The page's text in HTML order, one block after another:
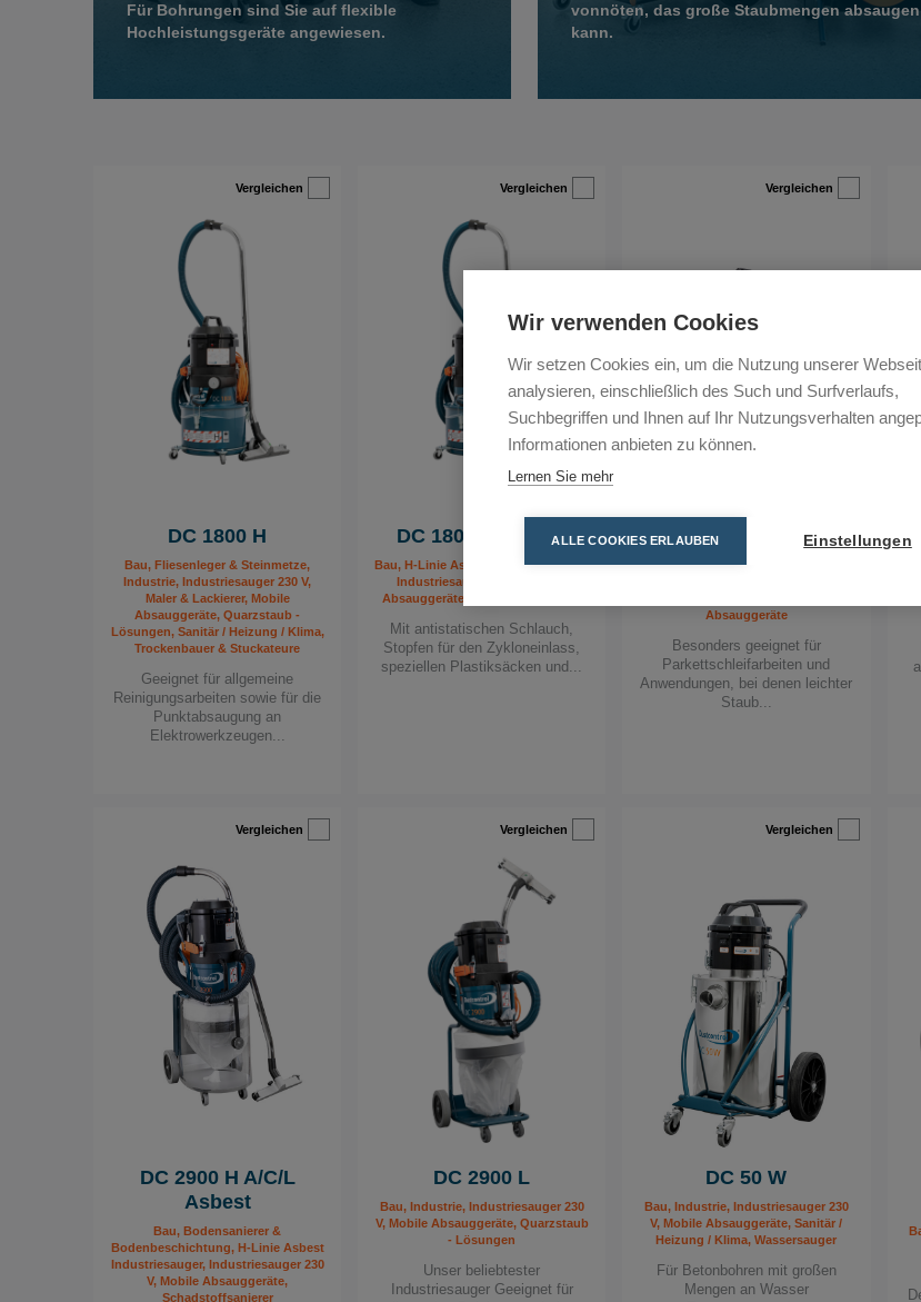
Für Bohrungen sind Sie auf flexible
Hochleistungsgeräte angewiesen.
vonnöten, das große Staubmengen absaugen
kann.
Vergleichen
DC 1800 H
Bau, Fliesenleger & Steinmetze,
Industrie, Industriesauger 230 V,
Maler & Lackierer, Mobile
Absauggeräte, Quarzstaub -
Lösungen, Sanitär / Heizung / Klima,
Trockenbauer & Stuckateure
Geeignet für allgemeine
Reinigungsarbeiten sowie für die
Punktabsaugung an
Elektrowerkzeugen...
Vergleichen
DC 1800 H Asbest
Bau, H-Linie Asbest Industriesauger,
Industriesauger 230 V, Mobile
Absauggeräte, Schadstoffsanierer
Mit antistatischen Schlauch,
Stopfen für den Zykloneinlass,
speziellen Plastiksäcken und...
Vergleichen
DC 1800 XL
Bau, Bodensanierer &
Absauggeräte
Besonders geeignet für
Parkettschleifarbeiten und
Anwendungen, bei denen leichter
Staub...
Vergleichen
DC 2900 H A/C/L
Asbest
Bau, Bodensanierer &
Bodenbeschichtung, H-Linie Asbest
Industriesauger, Industriesauger 230
V, Mobile Absauggeräte,
Schadstoffsanierer
Vergleichen
DC 2900 L
Bau, Industrie, Industriesauger 230
V, Mobile Absauggeräte, Quarzstaub
- Lösungen
Unser beliebtester
Industriesauger Geeignet für
Vergleichen
DC 50 W
Bau, Industrie, Industriesauger 230
V, Mobile Absauggeräte, Sanitär /
Heizung / Klima, Wassersauger
Für Betonbohren mit großen
Mengen an Wasser
Wir verwenden Cookies
Wir setzen Cookies ein, um die Nutzung unserer
analysieren, einschließlich des Such und Surfverlaufs,
Suchbegriffen und Ihnen auf Ihr Nutzungsverhalten
Informationen anbieten zu können.
Lernen Sie mehr
ALLE COOKIES ERLAUBEN Einstellungen